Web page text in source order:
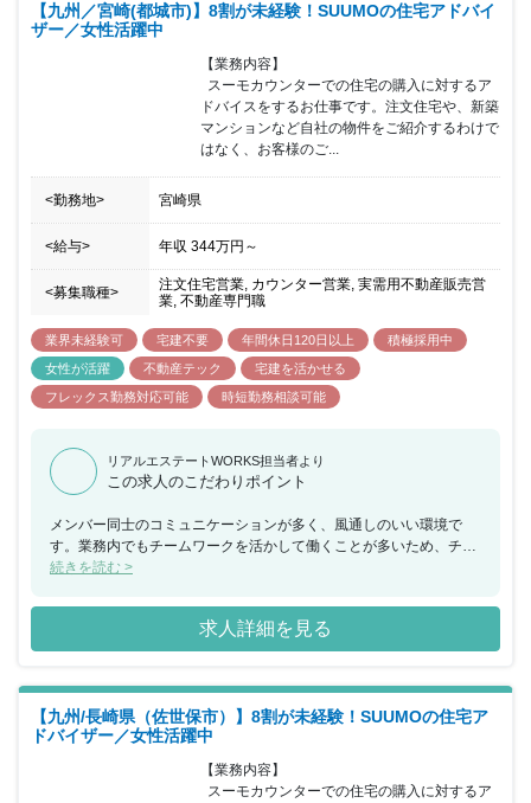
方でも安心をいただけるような環境であり、チームで協力をしなが
らお客様に向き合いご提案することが可能です。20代～40 代前半
までの女性が活躍しており、個人や店舗内での取り組みで非常に成
果が出た場合などは、『MVP』『MVT』として表彰を受け、事業の
施策として反映されることもあります。半期毎に紹介数・契約率・
カスタマーアンケートなどを総合的に振り返り、強みを評価し、弱
みは克服方法を一緒に考えています。チームで目標設定の上、達成
をチームで目指しています。
【九州／宮崎(都城市)】8割が未経験！SUUMOの住宅アドバイ
ザー／女性活躍中
【業務内容】
ドバイスをするお仕事です。注文住宅や、新築
マンションなど自社の物件をご紹介するわけで
はなく、お客様のご...
<勤務地> 宮崎県
<給与> 年収 344万円 ～
<募集職種>
注文住宅営業, カウンター営業, 実需用不動産販売営
業, 不動産専門職
業界未経験可 宅建不要 年間休日120日以上
積極採用中
女性が活躍
不動産テック
宅建を活かせる
フレックス勤務対応可能
時短勤務相談可能
リアルエステートWORKS担当者より
この求人のこだわりポイント
メンバー同士のコミュニケーションが多く、風通しのいい環境で
す。業務内でもチームワークを活かして働くことが多いため、チー
ムで何かを成し遂げたいと考えている方におススメの求人です。ま
制度など女性のライフイベントにも沿った制度が整っております。
続きを読む >
求人詳細を見る
【九州/長崎県（佐世保市）】8割が未経験！SUUMOの住宅ア
ドバイザー／女性活躍中
【業務内容】